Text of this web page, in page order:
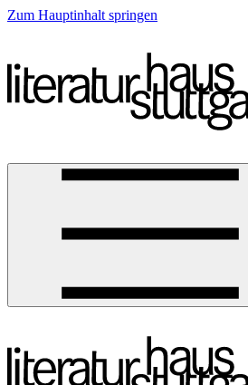
Zum Hauptinhalt springen